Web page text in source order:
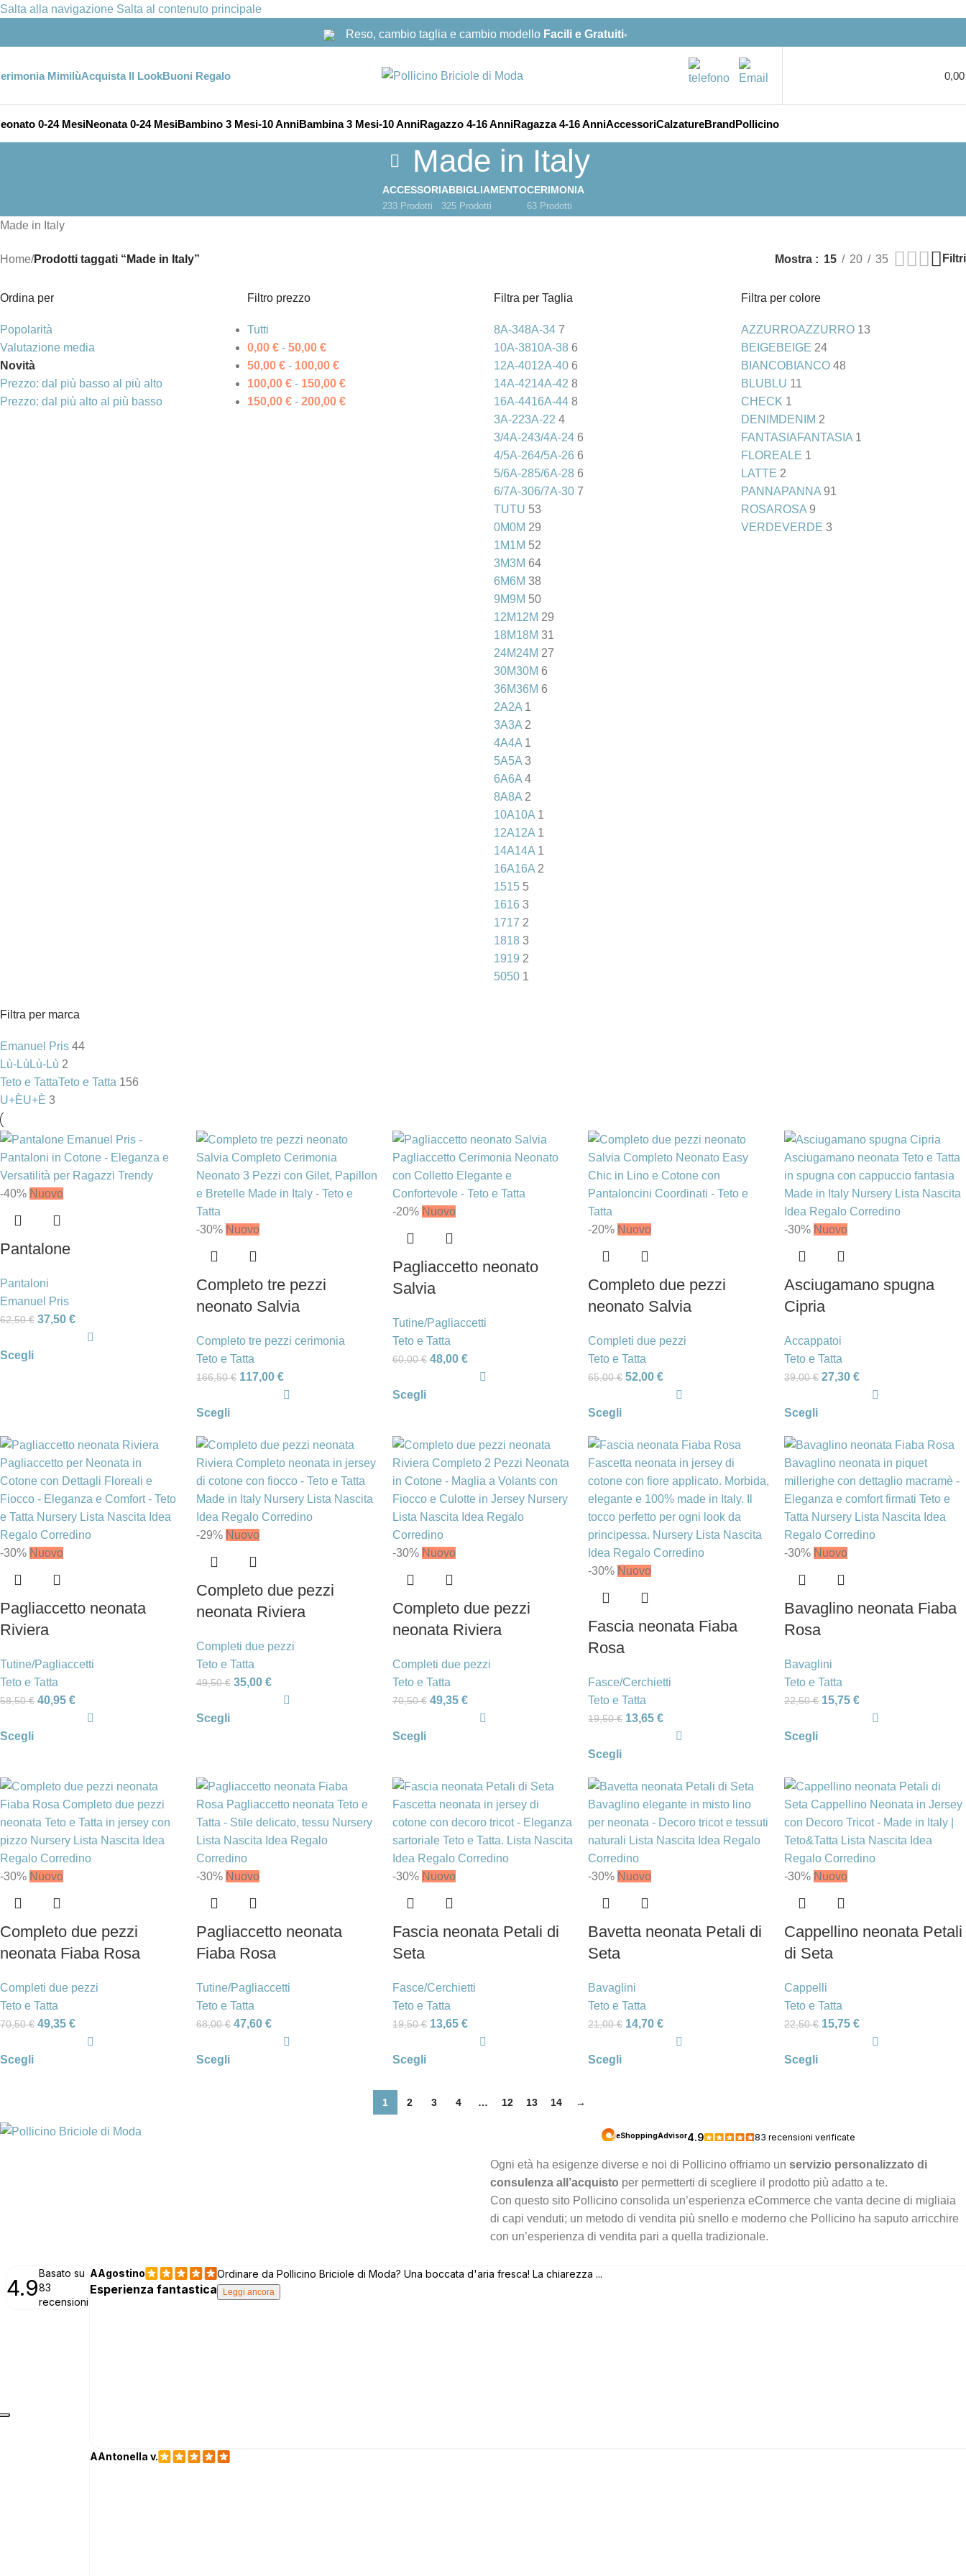
Salta alla navigazione Salta al contenuto principale
Reso, cambio taglia e cambio modello Facili e Gratuiti*
MimilùAcquista Il LookBuoni Regalo
0-24 MesiNeonata 0-24 MesiBambino 3 Mesi-10 AnniBambina 3 Mesi-10 AnniRagazzo 4-16 AnniRagazza 4-16 AnniAccessoriCalzatureBrandPollicino
Made in Italy
ACCESSORI
233 Prodotti
ABBIGLIAMENTO
325 Prodotti
CERIMONIA
63 Prodotti
Made in Italy
Home/Prodotti taggati “Made in Italy” Mostra 15 20 35 Filtri
Ordina per
Popolarità
Valutazione media
Novità
Prezzo: dal più basso al più alto
Prezzo: dal più alto al più basso
Filtro prezzo
Tutti
0,00 €- 50,00 €
50,00 €- 100,00 €
100,00 €- 150,00 €
150,00 €- 200,00 €
Filtra per Taglia
8A-348A-34 7
10A-3810A-38 6
12A-4012A-40 6
14A-4214A-42 8
16A-4416A-44 8
3A-223A-22 4
3/4A-243/4A-24 6
4/5A-264/5A-26 6
5/6A-285/6A-28 6
6/7A-306/7A-30 7
TUTU 53
0M0M 29
1M1M 52
3M3M 64
6M6M 38
9M9M 50
12M12M 29
18M18M 31
24M24M 27
30M30M 6
36M36M 6
2A2A 1
3A3A 2
4A4A 1
5A5A 3
6A6A 4
8A8A 2
10A10A 1
12A12A 1
14A14A 1
16A16A 2
1515 5
1616 3
1717 2
1818 3
1919 2
5050 1
Filtra per colore
AZZURROAZZURRO 13
BEIGEBEIGE 24
BIANCOBIANCO 48
BLUBLU 11
CHECK 1
DENIM DENIM 2
FANTASIAFANTASIA 1
FLOREALE 1
LATTE 2
PANNAPANNA 91
ROSAROSA 9
VERDEVERDE 3
Filtra per marca
Emanuel Pris 44
Lù-Lù Lù-Lù 2
Teto e TattaTeto e Tatta 156
U+ÈU+È 3
-40% Nuovo
Pantalone
Pantaloni
Emanuel Pris
62,50€ 37,50 €
Scegli
-30% Nuovo
Completo tre pezzi
neonato Salvia
Completo tre pezzi cerimonia
Teto e Tatta
166,50€ 117,00 €
Scegli
-20% Nuovo
Pagliaccetto neonato
Salvia
Tutine/Pagliaccetti
Teto e Tatta
60,00€ 48,00 €
Scegli
-20% Nuovo
Completo due pezzi
neonato Salvia
Completi due pezzi
Teto e Tatta
65,00€ 52,00€
Scegli
-30% Nuovo
Asciugamano spugna
Cipria
Accappatoi
Teto e Tatta
39,00€ 27,30€
Scegli
-30% Nuovo
Pagliaccetto neonata
Riviera
Tutine/Pagliaccetti
Teto e Tatta
58,50€ 40,95 €
Scegli
-29% Nuovo
Completo due pezzi
neonata Riviera
Completi due pezzi
Teto e Tatta
49,50€ 35,00 €
Scegli
-30% Nuovo
Completo due pezzi
neonata Riviera
Completi due pezzi
Teto e Tatta
70,50€ 49,35 €
Scegli
-30% Nuovo
Fascia neonata Fiaba
Rosa
Fasce/Cerchietti
Teto e Tatta
19,50€ 13,65€
Scegli
-30% Nuovo
Bavaglino neonata Fiaba
Rosa
Bavaglini
Teto e Tatta
22,50€ 15,75€
Scegli
-30% Nuovo
Completo due pezzi
neonata Fiaba Rosa
Completi due pezzi
Teto e Tatta
70,50€ 49,35 €
Scegli
-30% Nuovo
Pagliaccetto neonata
Fiaba Rosa
Tutine/Pagliaccetti
Teto e Tatta
68,00€ 47,60 €
Scegli
-30% Nuovo
Fascia neonata Petali di
Seta
Fasce/Cerchietti
Teto e Tatta
19,50€ 13,65 €
Scegli
-30% Nuovo
Bavetta neonata Petali di
Seta
Bavaglini
Teto e Tatta
21,00€ 14,70€
Scegli
-30% Nuovo
Cappellino neonata Petali
di Seta
Cappelli
Teto e Tatta
22,50€ 15,75€
Scegli
1 2 3 4 … 12 13 14 →
Ogni età ha esigenze diverse e noi di Pollicino offriamo un servizio personalizzato di
consulenza all’acquisto per permetterti di scegliere il prodotto più adatto a te.
Con questo sito Pollicino consolida un’esperienza eCommerce che vanta decine di migliaia
di capi venduti; un metodo di vendita più snello e moderno che Pollicino ha saputo arricchire
con un’esperienza di vendita pari a quella tradizionale.